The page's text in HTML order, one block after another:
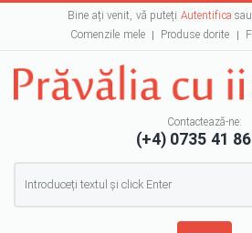
Bine ați venit, vă puteți Autentifica sau
Comenzile mele
Produse dorite
Contactează-ne:
(+4) 0735 41 86
Formular de căutare